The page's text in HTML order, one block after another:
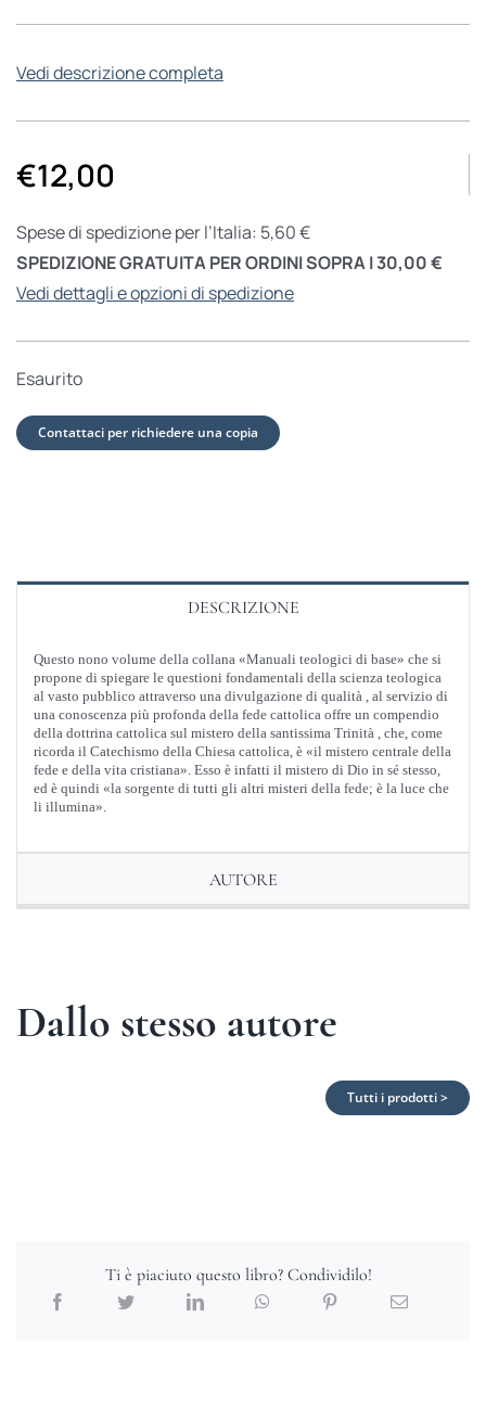
Vedi descrizione completa
€12,00
Spese di spedizione per l’Italia: 5,60 €
SPEDIZIONE GRATUITA PER ORDINI SOPRA I 30,00 €
Vedi dettagli e opzioni di spedizione
Esaurito
Contattaci per richiedere una copia
DESCRIZIONE
Questo nono volume della collana «Manuali teologici di base» che si
propone di spiegare le questioni fondamentali della scienza teologica
al vasto pubblico attraverso una divulgazione di qualità , al servizio di
una conoscenza più profonda della fede cattolica offre un compendio
della dottrina cattolica sul mistero della santissima Trinità , che, come
ricorda il Catechismo della Chiesa cattolica, è «il mistero centrale della
fede e della vita cristiana». Esso è infatti il mistero di Dio in sé stesso,
ed è quindi «la sorgente di tutti gli altri misteri della fede; è la luce che
li illumina».
AUTORE
Dallo stesso autore
Tutti i prodotti >
Ti è piaciuto questo libro? Condividilo!